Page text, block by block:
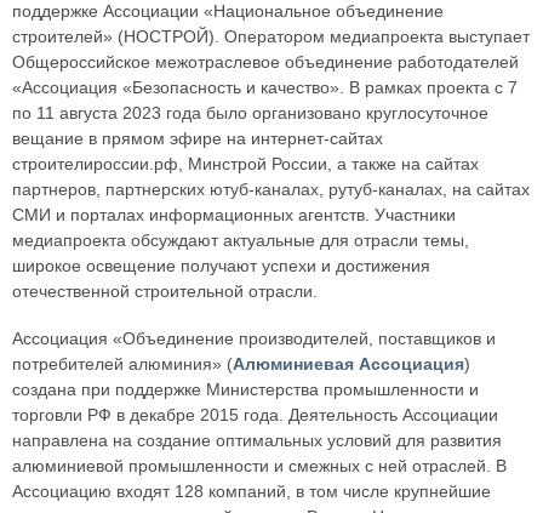
поддержке Ассоциации «Национальное объединение
строителей» (НОСТРОЙ). Оператором медиапроекта выступает
Общероссийское межотраслевое объединение работодателей
«Ассоциация «Безопасность и качество». В рамках проекта с 7
по 11 августа 2023 года было организовано круглосуточное
вещание в прямом эфире на интернет-сайтах
строителироссии.рф, Минстрой России, а также на сайтах
партнеров, партнерских ютуб-каналах, рутуб-каналах, на сайтах
СМИ и порталах информационных агентств. Участники
медиапроекта обсуждают актуальные для отрасли темы,
широкое освещение получают успехи и достижения
отечественной строительной отрасли.
Ассоциация «Объединение производителей, поставщиков и
потребителей алюминия» (Алюминиевая Ассоциация)
создана при поддержке Министерства промышленности и
торговли РФ в декабре 2015 года. Деятельность Ассоциации
направлена на создание оптимальных условий для развития
алюминиевой промышленности и смежных с ней отраслей. В
Ассоциацию входят 128 компаний, в том числе крупнейшие